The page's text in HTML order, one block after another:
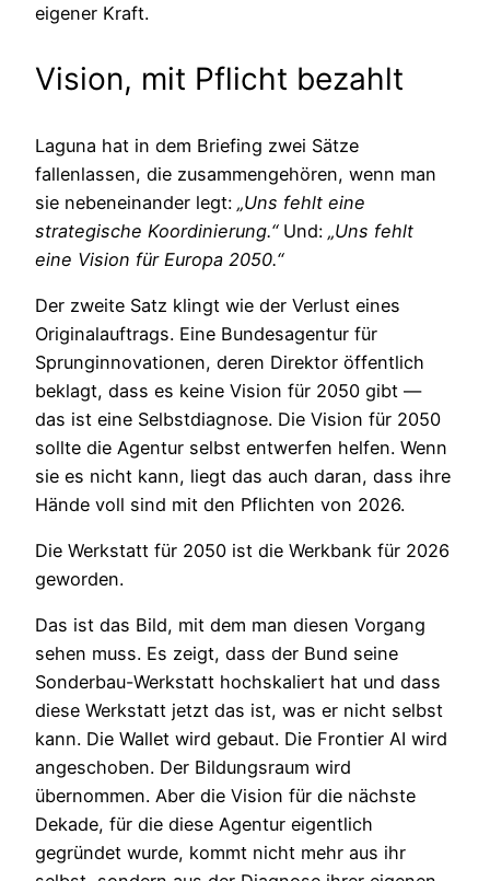
eigener Kraft.
Vision, mit Pflicht bezahlt
Laguna hat in dem Briefing zwei Sätze
fallenlassen, die zusammengehören, wenn man
sie nebeneinander legt: „Uns fehlt eine
strategische Koordinierung.“Und: „Uns fehlt
eine Vision für Europa 2050.“
Der zweite Satz klingt wie der Verlust eines
Originalauftrags. Eine Bundesagentur für
Sprunginnovationen, deren Direktor öffentlich
beklagt, dass es keine Vision für 2050 gibt —
das ist eine Selbstdiagnose. Die Vision für 2050
sollte die Agentur selbst entwerfen helfen. Wenn
sie es nicht kann, liegt das auch daran, dass ihre
Hände voll sind mit den Pflichten von 2026.
Die Werkstatt für 2050 ist die Werkbank für 2026
geworden.
Das ist das Bild, mit dem man diesen Vorgang
sehen muss. Es zeigt, dass der Bund seine
Sonderbau-Werkstatt hochskaliert hat und dass
diese Werkstatt jetzt das ist, was er nicht selbst
kann. Die Wallet wird gebaut. Die Frontier AI wird
angeschoben. Der Bildungsraum wird
übernommen. Aber die Vision für die nächste
Dekade, für die diese Agentur eigentlich
gegründet wurde, kommt nicht mehr aus ihr